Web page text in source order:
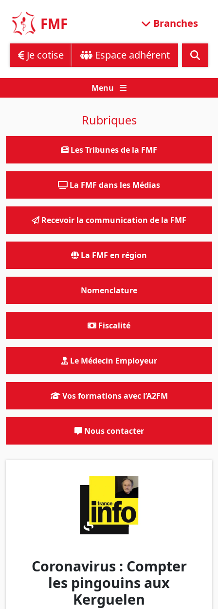
content
FMF Branches
Je cotise Espace adhérent
Menu
Coronavirus : Compter
les pingouins aux
Kerguelen
Rubriques
Les Tribunes de la FMF
La FMF dans les Médias
Recevoir la communication de la FMF
La FMF en région
Nomenclature
Fiscalité
Le Médecin Employeur
Vos formations avec l’A2FM
Nous contacter